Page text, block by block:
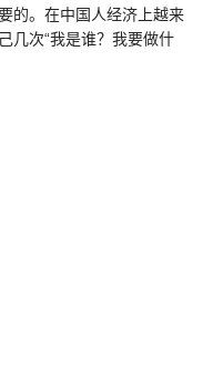
的。在中国人经济上越来
几次“我是谁？我要做什